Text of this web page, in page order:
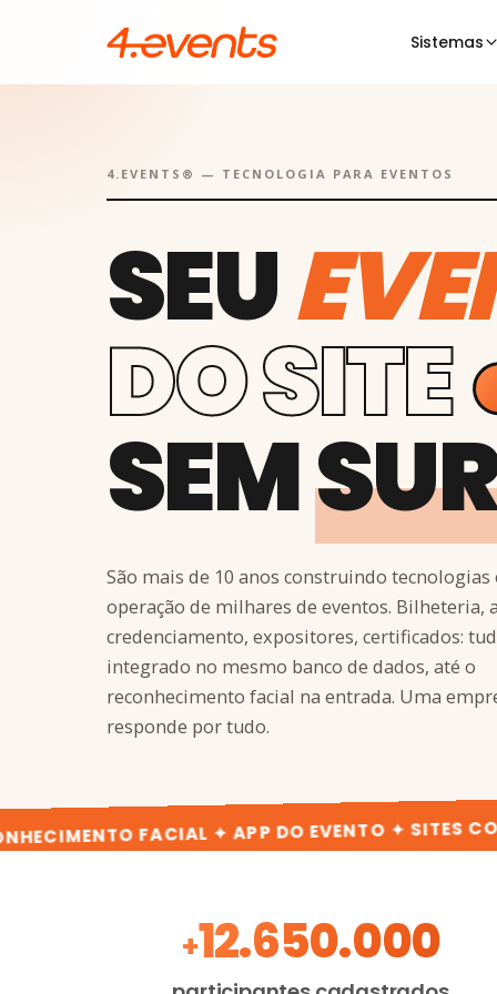
Sistemas
4.EVENTS® — TECNOLOGIA PARA EVENTOS
SEU
DO SITE
SEM
São mais de 10 anos construindo tecnologias
operação de milhares de eventos. Bilheteria,
credenciamento, expositores, certificados:
integrado no mesmo banco de dados, até o
reconhecimento facial na entrada. Uma
responde por tudo.
FACIAL ✦ APP DO EVENTO ✦ SITES
A 4.events em
+12.650.000